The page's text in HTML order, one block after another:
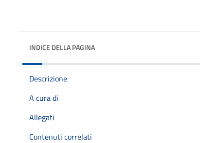
INDICE DELLA PAGINA
Descrizione
A cura di
Allegati
Contenuti correlati